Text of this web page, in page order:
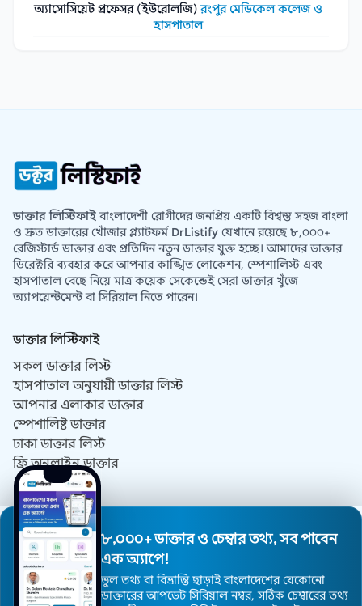
অ্যাসোসিয়েট প্রফেসর (ইউরোলজি)রংপুর মেডিকেল কলেজ ও
হাসপাতাল
ডাক্তার লিস্টিফাইবাংলাদেশী রোগীদের জনপ্রিয় একটি বিশ্বস্ত সহজ বাংলা
ও দ্রুত ডাক্তারের খোঁজার প্ল্যাটফর্ম DrListify যেখানে রয়েছে ৮,০০০+
রেজিস্টার্ড ডাক্তার এবং প্রতিদিন নতুন ডাক্তার যুক্ত হচ্ছে। আমাদের ডাক্তার
ডিরেক্টরি ব্যবহার করে আপনার কাঙ্খিত লোকেশন, স্পেশালিস্ট এবং
হাসপাতাল বেছে নিয়ে মাত্র কয়েক সেকেন্ডেই সেরা ডাক্তার খুঁজে
অ্যাপয়েন্টমেন্ট বা সিরিয়াল নিতে পারেন।
ডাক্তার লিস্টিফাই
সকল ডাক্তার লিস্ট
হাসপাতাল অনুযায়ী ডাক্তার লিস্ট
আপনার এলাকার ডাক্তার
স্পেশালিষ্ট ডাক্তার
ঢাকা ডাক্তার লিস্ট
ফ্রি অনলাইন ডাক্তার
যোগাযোগ
আমাদের সম্পর্কে
DrListify কি কেন?
ব্যবহারের শর্তাবলী
গোপনীয়তা নীতিমালা
৮,০০০+ ডাক্তার ও চেম্বার তথ্য, সব পাবেন
এক অ্যাপে!
ভুল তথ্য বা বিভ্রান্তি ছাড়াই বাংলাদেশের যেকোনো
ডাক্তারের আপডেট সিরিয়াল নম্বর, সঠিক চেম্বারের তথ্য